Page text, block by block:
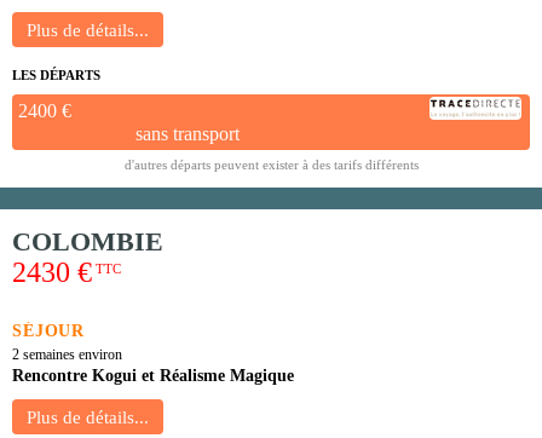
LES DÉPARTS
2400 €
sans transport
d'autres départs peuvent exister à des tarifs différents
COLOMBIE
2430 € TTC
SÉJOUR
2 semaines environ
Rencontre Kogui et Réalisme Magique